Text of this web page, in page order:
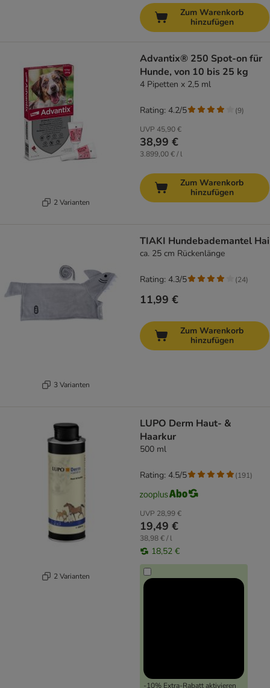
Zum Warenkorb
hinzufügen
2 Varianten
Advantix® 250 Spot-on für
Hunde, von 10 bis 25 kg
4 Pipetten x 2,5 ml
UVP 45,90 €
38,99 €
3.899,00 € / l
Rating: 4.2/5 (9)
Zum Warenkorb
hinzufügen
3 Varianten
TIAKI Hundebademantel Hai
ca. 25 cm Rückenlänge
11,99 €
Rating: 4.3/5 (24)
Zum Warenkorb
hinzufügen
2 Varianten
LUPO Derm Haut- &
Haarkur
500 ml
UVP 28,99 €
19,49 €
38,98 € / l
18,52 €
-10% Extra-Rabatt aktivieren
Rating: 4.5/5 (191)